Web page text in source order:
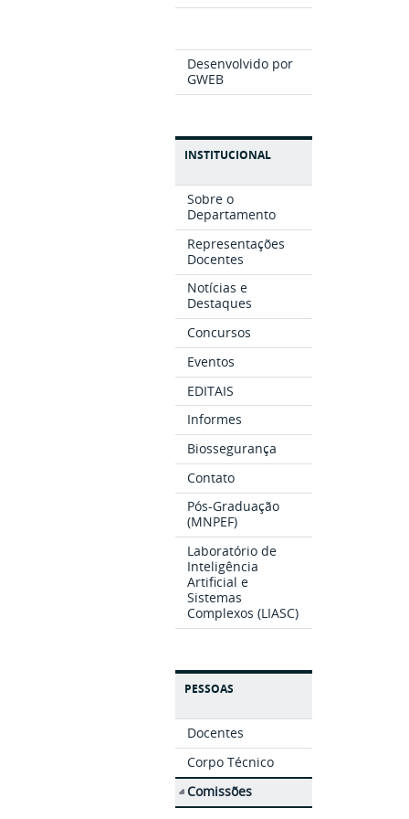
Desenvolvido por
GWEB
INSTITUCIONAL
Sobre o
Departamento
Representações
Docentes
Notícias e
Destaques
Concursos
Eventos
EDITAIS
Informes
Biossegurança
Contato
Pós-Graduação
(MNPEF)
Laboratório de
Inteligência
Artificial e
Sistemas
Complexos (LIASC)
PESSOAS
Docentes
Corpo Técnico
Comissões